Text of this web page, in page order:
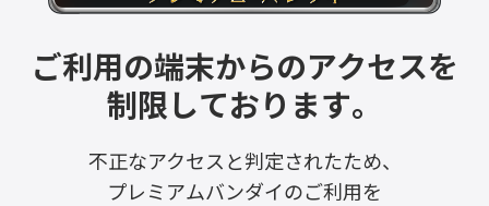
ご利用の端末からのアクセスを
制限しております。
不正なアクセスと判定されたため、
プレミアムバンダイのご利用を